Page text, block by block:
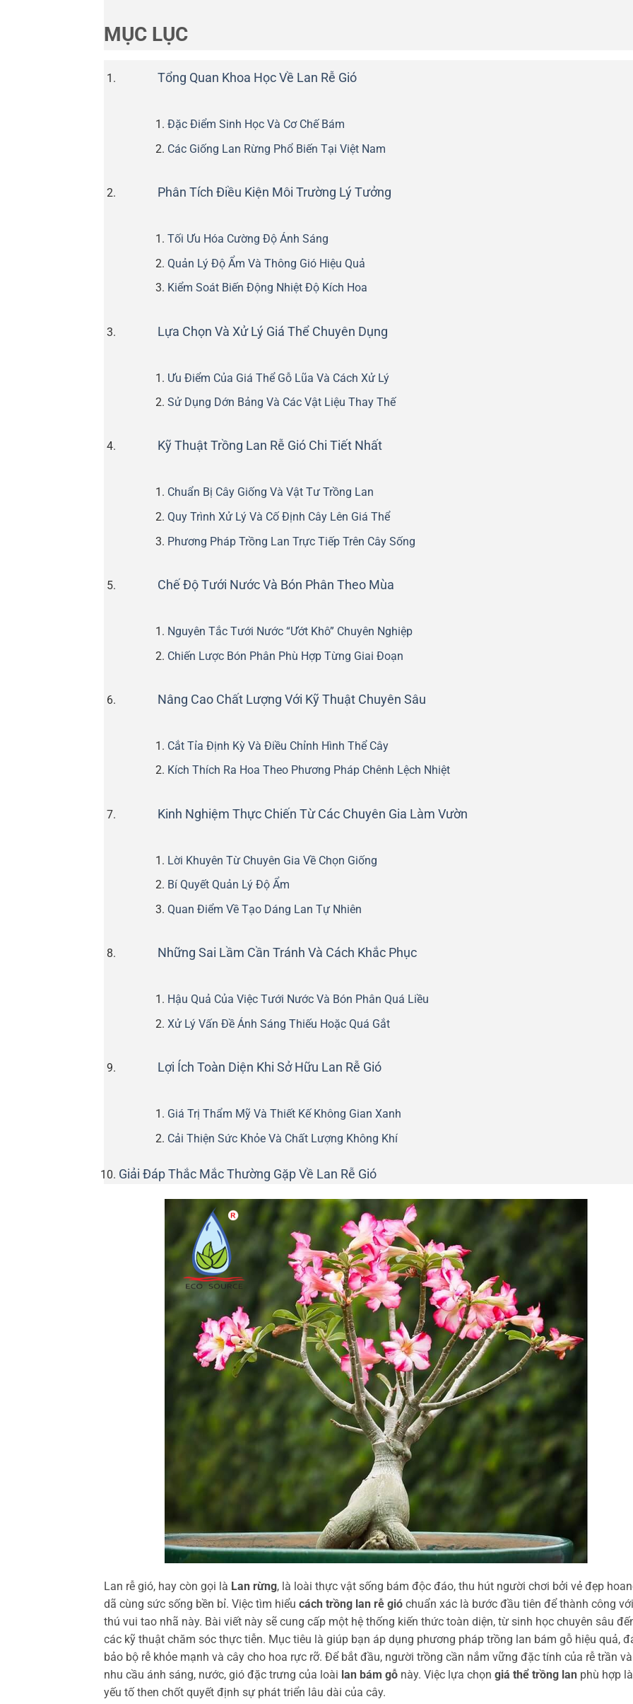
MỤC LỤC
Tổng Quan Khoa Học Về Lan Rễ Gió
Đặc Điểm Sinh Học Và Cơ Chế Bám
Các Giống Lan Rừng Phổ Biến Tại Việt Nam
Phân Tích Điều Kiện Môi Trường Lý Tưởng
Tối Ưu Hóa Cường Độ Ánh Sáng
Quản Lý Độ Ẩm Và Thông Gió Hiệu Quả
Kiểm Soát Biến Động Nhiệt Độ Kích Hoa
Lựa Chọn Và Xử Lý Giá Thể Chuyên Dụng
Ưu Điểm Của Giá Thể Gỗ Lũa Và Cách Xử Lý
Sử Dụng Dớn Bảng Và Các Vật Liệu Thay Thế
Kỹ Thuật Trồng Lan Rễ Gió Chi Tiết Nhất
Chuẩn Bị Cây Giống Và Vật Tư Trồng Lan
Quy Trình Xử Lý Và Cố Định Cây Lên Giá Thể
Phương Pháp Trồng Lan Trực Tiếp Trên Cây Sống
Chế Độ Tưới Nước Và Bón Phân Theo Mùa
Nguyên Tắc Tưới Nước “Ướt Khô” Chuyên Nghiệp
Chiến Lược Bón Phân Phù Hợp Từng Giai Đoạn
Nâng Cao Chất Lượng Với Kỹ Thuật Chuyên Sâu
Cắt Tỉa Định Kỳ Và Điều Chỉnh Hình Thể Cây
Kích Thích Ra Hoa Theo Phương Pháp Chênh Lệch Nhiệt
Kinh Nghiệm Thực Chiến Từ Các Chuyên Gia Làm Vườn
Lời Khuyên Từ Chuyên Gia Về Chọn Giống
Bí Quyết Quản Lý Độ Ẩm
Quan Điểm Về Tạo Dáng Lan Tự Nhiên
Những Sai Lầm Cần Tránh Và Cách Khắc Phục
Hậu Quả Của Việc Tưới Nước Và Bón Phân Quá Liều
Xử Lý Vấn Đề Ánh Sáng Thiếu Hoặc Quá Gắt
Lợi Ích Toàn Diện Khi Sở Hữu Lan Rễ Gió
Giá Trị Thẩm Mỹ Và Thiết Kế Không Gian Xanh
Cải Thiện Sức Khỏe Và Chất Lượng Không Khí
Giải Đáp Thắc Mắc Thường Gặp Về Lan Rễ Gió
Lan rễ gió, hay còn gọi là Lan rừng, là loài thực vật sống bám độc đáo, thu hút người chơi bởi vẻ đẹp
dã cùng sức sống bền bỉ. Việc tìm hiểu cách trồng lan rễ gió chuẩn xác là bước đầu tiên để thành công với
thú vui tao nhã này. Bài viết này sẽ cung cấp một hệ thống kiến thức toàn diện, từ sinh học chuyên sâu
các kỹ thuật chăm sóc thực tiễn. Mục tiêu là giúp bạn áp dụng phương pháp trồng lan bám gỗ hiệu quả,
bảo bộ rễ khỏe mạnh và cây cho hoa rực rỡ. Để bắt đầu, người trồng cần nắm vững đặc tính của rễ trần và
nhu cầu ánh sáng, nước, gió đặc trưng của loài lan bám gỗ này. Việc lựa chọn giá thể trồng lan phù hợp là
yếu tố then chốt quyết định sự phát triển lâu dài của cây.